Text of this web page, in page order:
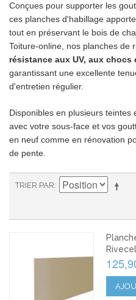
Conçues pour supporter les
ces planches d'habillage
tout en préservant le bois de
Toiture-online, nos planches de
résistance aux UV, aux
garantissant une excellente
d'entretien régulier.
Disponibles en plusieurs
avec votre sous-face et vos
en neuf comme en rénovation
de pente.
TRIER PAR